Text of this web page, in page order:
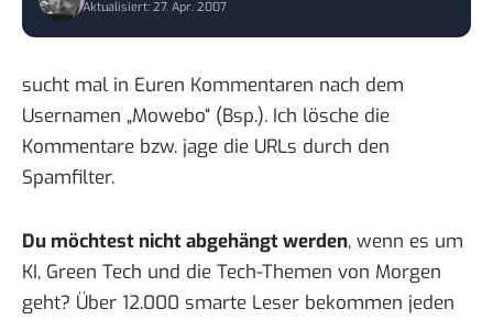
Aktualisiert: 27. Apr. 2007
sucht mal in Euren Kommentaren nach dem
Usernamen „Mowebo“ (Bsp.). Ich lösche die
Kommentare bzw. jage die URLs durch den
Spamfilter.
Du möchtest nicht abgehängt werden, wenn es um
KI, Green Tech und die Tech-Themen von Morgen
geht? Über 12.000 smarte Leser bekommen jeden